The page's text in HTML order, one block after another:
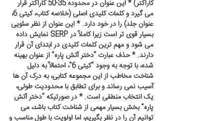
کاراکتر) * این عنوان در محدوده 35-50 کاراکتر قرار
می گیرد و کلمات کلیدی اصلی (خلاصه کتاب، کیتی 6،
عنوان جلد) را در خود دارد. * این عنوان از نظر سئویی
بسیار قوی تر است زیرا کاملاً در SERP نمایش داده
می شود و مهم ترین کلمات کلیدی در ابتدای آن قرار
دارند. * حذف عبارت “دختر آتش پاره” از عنوان بهینه
شده، با توجه به وجود “کیتی 6″، احتمالاً به دلیل
شناخت مخاطب از این مجموعه کتابی، به درک آن ها
آسیب نمی رساند و برای تطابق با محدودیت طولی،
یک انتخاب منطقی است. * در صورتیکه “دختر آتش
پاره” بخش بسیار مهمی از شناخت کتاب باشد، می
توانیم آن را در نظر بگیریم، اما اولویت با طول مناسب و